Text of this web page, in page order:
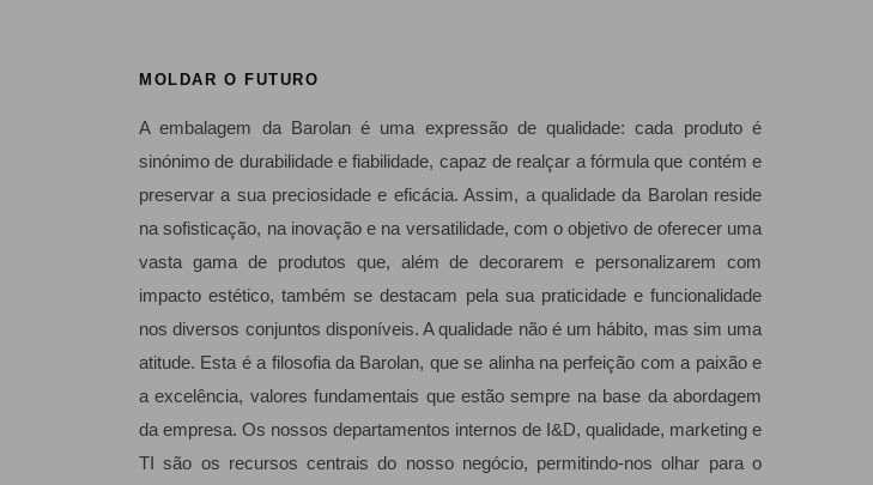
MOLDAR O FUTURO
A embalagem da Barolan é uma expressão de qualidade: cada produto é
sinónimo de durabilidade e fiabilidade, capaz de realçar a fórmula que contém e
preservar a sua preciosidade e eficácia. Assim, a qualidade da Barolan reside
na sofisticação, na inovação e na versatilidade, com o objetivo de oferecer uma
vasta gama de produtos que, além de decorarem e personalizarem com
impacto estético, também se destacam pela sua praticidade e funcionalidade
nos diversos conjuntos disponíveis. A qualidade não é um hábito, mas sim uma
atitude. Esta é a filosofia da Barolan, que se alinha na perfeição com a paixão e
a excelência, valores fundamentais que estão sempre na base da abordagem
da empresa. Os nossos departamentos internos de I&D, qualidade, marketing e
TI são os recursos centrais do nosso negócio, permitindo-nos olhar para o